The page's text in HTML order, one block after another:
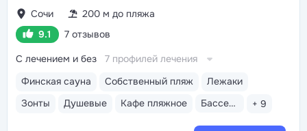
Сочи
200 м до пляжа
9.1
7 отзывов
Финская сауна Собственный пляж
Лежаки
Зонты
Душевые Кафе пляжное Бассейн открытый + 9
С лечением и без 7 профилей лечения